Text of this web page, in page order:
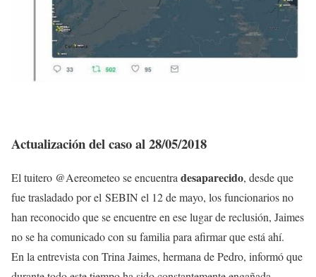
Actualización del caso al 28/05/2018
El tuitero @Aereometeo se encuentradesaparecido, desde que
fue trasladado por el SEBIN el 12 de mayo, los funcionarios no
han reconocido que se encuentre en ese lugar de reclusión, Jaimes
no se ha comunicado con su familia para afirmar que está ahí.
En la entrevista con Trina Jaimes, hermana de Pedro, informó que